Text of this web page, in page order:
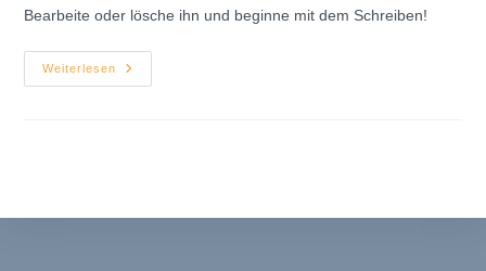
Bearbeite oder lösche ihn und beginne mit dem Schreiben!
Weiterlesen
Hallo
Welt!